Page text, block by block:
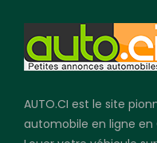
AUTO.CI est le site
automobile en ligne en